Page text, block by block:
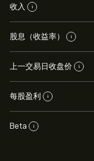
收入 i
股息（收益率） i
上一交易日收盘价 i
每股盈利 i
Beta i